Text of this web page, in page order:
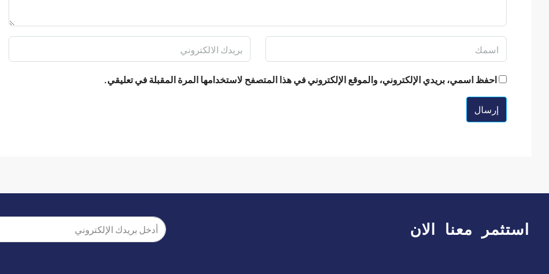
احفظ اسمي، بريدي الإلكتروني، والموقع الإلكتروني في هذا المتصفح لاستخدامها المرة المقبلة في تعليقي.
إرسال
استثمر معنا الان